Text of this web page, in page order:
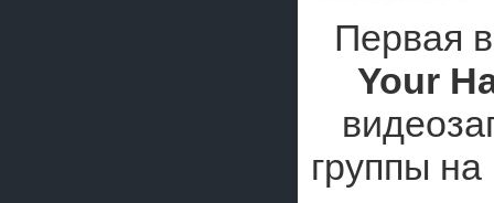
Первая
Your
группы